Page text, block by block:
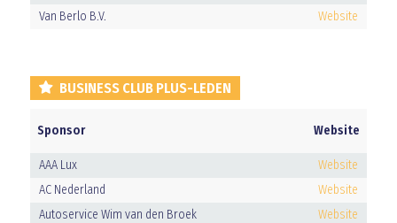
Van Berlo B.V.
Website
BUSINESS CLUB PLUS-LEDEN
Sponsor Website
AAA Lux
Website
AC Nederland
Website
Autoservice Wim van den Broek
Website